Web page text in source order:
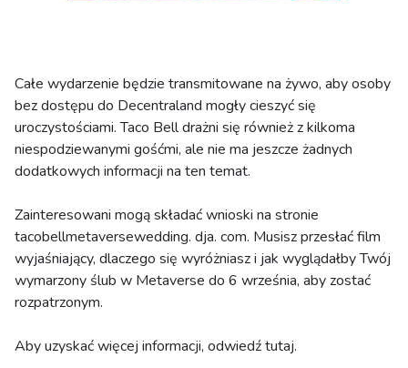
Całe wydarzenie będzie transmitowane na żywo, aby osoby
bez dostępu do Decentraland mogły cieszyć się
uroczystościami. Taco Bell drażni się również z kilkoma
niespodziewanymi gośćmi, ale nie ma jeszcze żadnych
dodatkowych informacji na ten temat.
Zainteresowani mogą składać wnioski na stronie
tacobellmetaversewedding. dja. com. Musisz przesłać film
wyjaśniający, dlaczego się wyróżniasz i jak wyglądałby Twój
wymarzony ślub w Metaverse do 6 września, aby zostać
rozpatrzonym.
Aby uzyskać więcej informacji, odwiedź tutaj.